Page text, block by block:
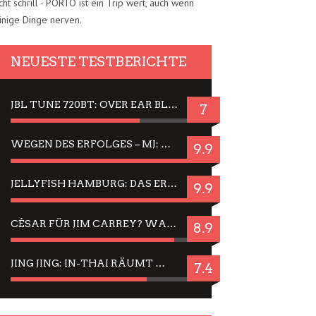
schrill - PORTO ist ein Trip wert, auch wenn
Dinge nerven.
NEUESTE TESTBERICHTE
JBL TUNE 720BT: OVER EAR BLUETOOTH KOPFHÖRER UM DIE 50,-€ IM DAUER-TEST 7
WEGEN DES ERFOLGES – MJ: MICHAEL JACKSON MUSICAL IN EINER MATINEE SEHEN 9.9
JELLYFISH HAMBURG: DAS ERFOLGREICHE SOMMER-MENÜ 2025 IN GEFÜHLEN UND BILDERN 9.9
CÉSAR FÜR JIM CARREY? WARUM DAS EINER DER NERVIGSTEN ACTORS IST UND BLEIBT 8.9
JING JING: IN-THAI RÄUMT WIEDER TITEL AB – EIN ZWEI-STUNDEN-ERLEBNISBERICHT 7.4